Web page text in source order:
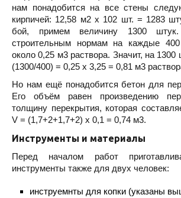
нам понадобится на все стены
кирпичей: 12,58 м2 х 102 шт. = 1283
бой, примем величину 1300
строительным нормам на каждые
около 0,25 м3 раствора. Значит, на
(1300/400) = 0,25 х 3,25 = 0,81 м3
Но нам ещё понадобится бетон для
Его объём равен произведению
толщину перекрытия, которая
V = (1,7+2+1,7+2) х 0,1 = 0,74 м3.
Инструменты и материалы
Перед началом работ
инструменты также для двух человек:
инструемнты для копки (указаны